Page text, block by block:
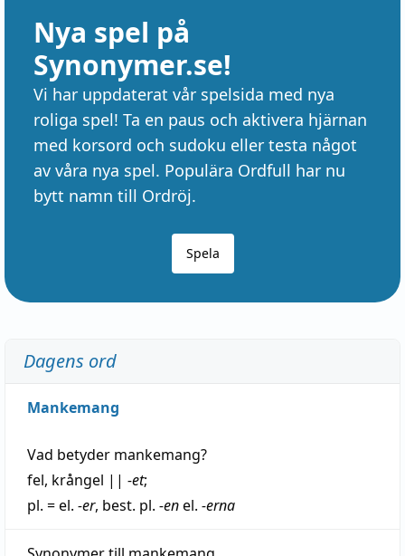
Nya spel på
Synonymer.se!
Vi har uppdaterat vår spelsida med nya
roliga spel! Ta en paus och aktivera hjärnan
med korsord och sudoku eller testa något
av våra nya spel. Populära Ordfull har nu
bytt namn till Ordröj.
Spela
Dagens ord
Mankemang
Vad betyder mankemang?
fel, krångel || -et;
pl. = el. -er, best. pl. -enel. -erna